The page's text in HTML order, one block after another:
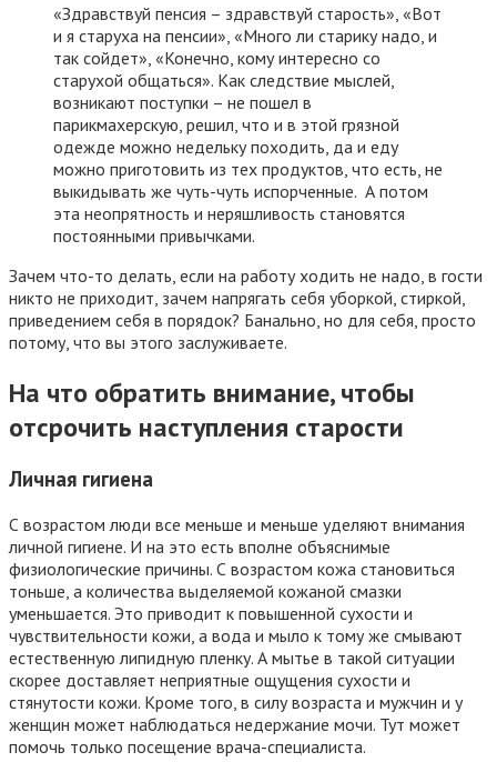
«Здравствуй пенсия – здравствуй старость», «Вот
и я старуха на пенсии», «Много ли старику надо, и
так сойдет», «Конечно, кому интересно со
старухой общаться». Как следствие мыслей,
возникают поступки – не пошел в
парикмахерскую, решил, что и в этой грязной
одежде можно недельку походить, да и еду
можно приготовить из тех продуктов, что есть, не
выкидывать же чуть-чуть испорченные. А потом
эта неопрятность и неряшливость становятся
постоянными привычками.
Зачем что-то делать, если на работу ходить не надо, в гости
никто не приходит, зачем напрягать себя уборкой, стиркой,
приведением себя в порядок? Банально, но для себя, просто
потому, что вы этого заслуживаете.
На что обратить внимание, чтобы
отсрочить наступления старости
Личная гигиена
С возрастом люди все меньше и меньше уделяют внимания
личной гигиене. И на это есть вполне объяснимые
физиологические причины. С возрастом кожа становиться
тоньше, а количества выделяемой кожаной смазки
уменьшается. Это приводит к повышенной сухости и
чувствительности кожи, а вода и мыло к тому же смывают
естественную липидную пленку. А мытье в такой ситуации
скорее доставляет неприятные ощущения сухости и
стянутости кожи. Кроме того, в силу возраста и мужчин и у
женщин может наблюдаться недержание мочи. Тут может
помочь только посещение врача-специалиста.